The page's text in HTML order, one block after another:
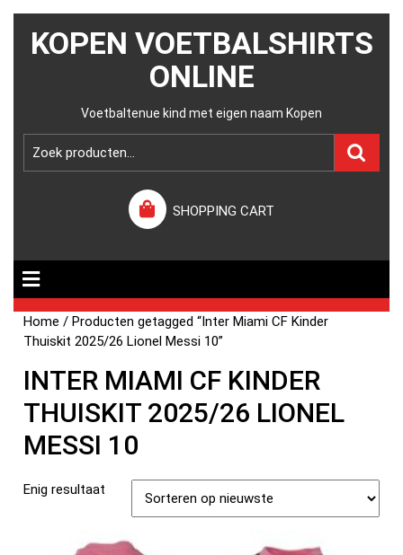
KOPEN VOETBALSHIRTS
ONLINE
Voetbaltenue kind met eigen naam Kopen
SHOPPING CART
Home / Producten getagged “Inter Miami CF Kinder
Thuiskit 2025/26 Lionel Messi 10”
INTER MIAMI CF KINDER
THUISKIT 2025/26 LIONEL
MESSI 10
Enig resultaat